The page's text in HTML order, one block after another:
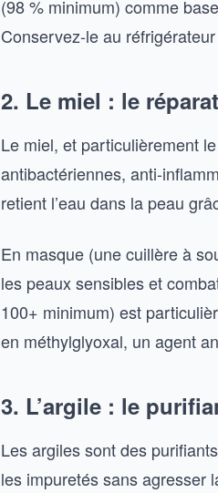
(98 % minimum) comme
Conservez-le au
2. Le miel : le
Le miel, et particulièrement
antibactériennes, anti-
retient l’eau dans la peau
En masque (une cuillère à
les peaux sensibles et
100+ minimum) est
en méthylglyoxal, un agent
3. L’argile : le
Les argiles sont des
les impuretés sans agresser